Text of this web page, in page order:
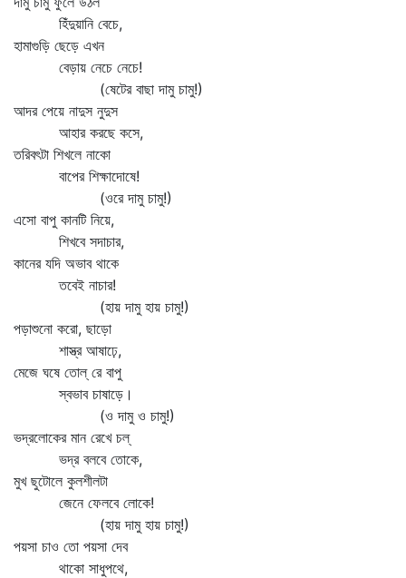
হিঁদুয়ানি বেচে,
হামাগুড়ি ছেড়ে এখন
বেড়ায় নেচে নেচে!
(ষেটের বাছা দামু চামু!)
আদর পেয়ে নাদুস নুদুস
আহার করছে কসে,
তরিবৎটা শিখলে নাকো
বাপের শিক্ষাদোষে!
(ওরে দামু চামু!)
এসো বাপু কানটি নিয়ে,
শিখবে সদাচার,
কানের যদি অভাব থাকে
তবেই নাচার!
(হায় দামু হায় চামু!)
পড়াশুনো করো, ছাড়ো
শাস্ত্র আষাঢ়ে,
মেজে ঘষে তোল্‌ রে বাপু
স্বভাব চাষাড়ে।
(ও দামু ও চামু!)
ভদ্রলোকের মান রেখে চল্‌
ভদ্র বলবে তোকে,
মুখ ছুটোলে কুলশীলটা
জেনে ফেলবে লোকে!
(হায় দামু হায় চামু!)
পয়সা চাও তো পয়সা দেব
থাকো সাধুপথে,